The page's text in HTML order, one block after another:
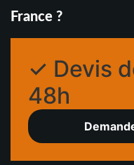
France ?
✓ Devis
48h